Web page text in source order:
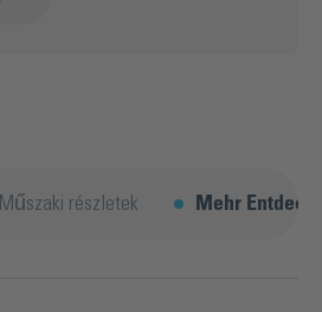
Műszaki részletek Mehr